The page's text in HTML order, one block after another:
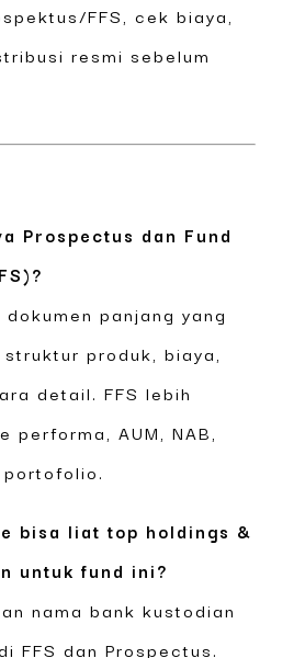
FFS, cek biaya,
resmi sebelum
Prospectus dan Fund
panjang yang
produk, biaya,
detail. FFS lebih
performa, AUM, NAB,
bisa liat top holdings &
untuk fund ini?
nama bank kustodian
FFS dan Prospectus.